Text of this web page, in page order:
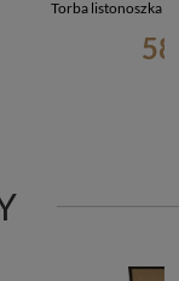
Torba listonoszka